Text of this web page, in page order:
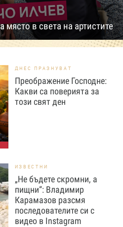
в света на артистите
ДНЕС ПРАЗНУВАТ
Преображение Господне:
Какви са поверията за
този свят ден
ИЗВЕСТНИ
„Не бъдете скромни, а
пищни“: Владимир
Карамазов разсмя
последователите си с
видео в Instagram